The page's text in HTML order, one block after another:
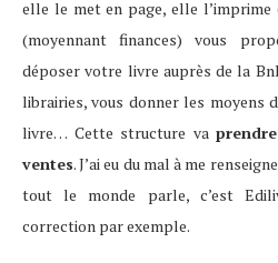
elle le met en page, elle
(moyennant finances) vous
déposer votre livre auprès de la
librairies, vous donner les moyens
livre… Cette structure va
ventes. J’ai eu du mal à me
tout le monde parle, c’est
correction par exemple.